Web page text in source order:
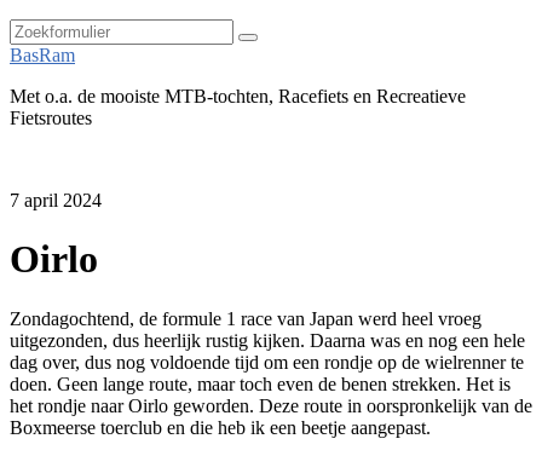
Zoeken
BasRam
Met o.a. de mooiste MTB-tochten, Racefiets en Recreatieve
Fietsroutes
7 april 2024
Oirlo
Zondagochtend, de formule 1 race van Japan werd heel vroeg
uitgezonden, dus heerlijk rustig kijken. Daarna was en nog een hele
dag over, dus nog voldoende tijd om een rondje op de wielrenner te
doen. Geen lange route, maar toch even de benen strekken. Het is
het rondje naar Oirlo geworden. Deze route in oorspronkelijk van de
Boxmeerse toerclub en die heb ik een beetje aangepast.